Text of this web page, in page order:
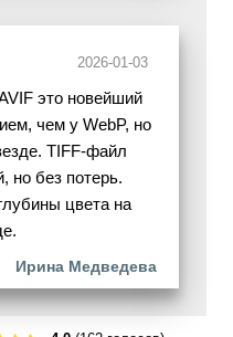
2026-01-03
это новейший
чем у WebP, но
TIFF-файл
но без потерь.
цвета на
Ирина Медведева